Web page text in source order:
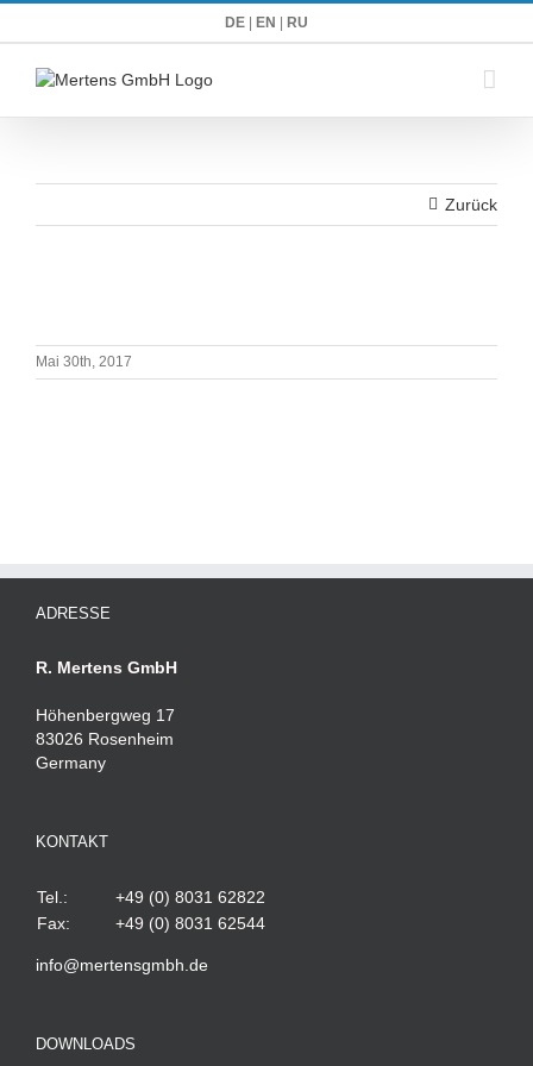
DE EN RU
Zurück
Mai 30th, 2017
ADRESSE
R. Mertens GmbH
Höhenbergweg 17
83026 Rosenheim
Germany
KONTAKT
Tel.:
+49 (0) 8031 62822
Fax:
+49 (0) 8031 62544
info@mertensgmbh.de
DOWNLOADS